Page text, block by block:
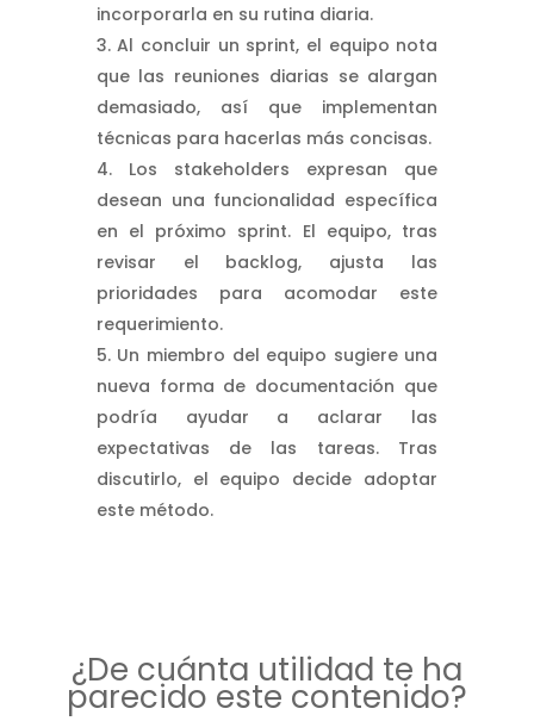
incorporarla en su rutina diaria.
Al concluir un sprint, el equipo nota
que las reuniones diarias se alargan
demasiado, así que implementan
técnicas para hacerlas más concisas.
Los stakeholders expresan que
desean una funcionalidad específica
en el próximo sprint. El equipo, tras
revisar el backlog, ajusta las
prioridades para acomodar este
requerimiento.
Un miembro del equipo sugiere una
nueva forma de documentación que
podría ayudar a aclarar las
expectativas de las tareas. Tras
discutirlo, el equipo decide adoptar
este método.
¿De cuánta utilidad te ha
parecido este contenido?